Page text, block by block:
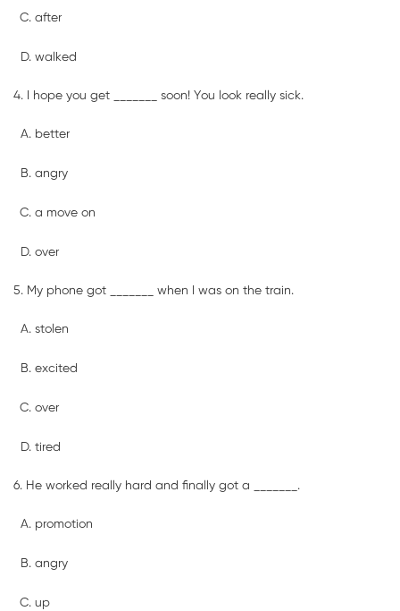
after
walked
4. I hope you get _______ soon! You look really sick.
better
angry
a move on
over
5. My phone got _______ when I was on the train.
stolen
excited
over
tired
6. He worked really hard and finally got a _______.
promotion
angry
up